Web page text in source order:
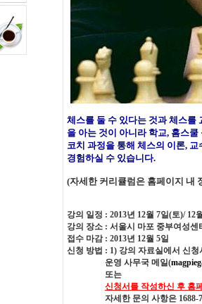
체스를 둘 수 있다는 것과 체스를
을 아는 것이 아니라 학교, 홈스
코치 과정을 통해 체스의 이론,
경험하실 수 있습니다.
(자세한 커리큘럼은 홈페이지 내
강의 일정 : 2013년 12월 7일(토)/ 12
강의 장소 : 서울시 마포 중부여성센
접수 마감 : 2013년 12월 5일
신청 방법 : 1) 강의 자료실에서 신
운영 사무국 메일(
또는
신청서를 작성하신 후 홈
자세한 문의 사항은 1688-